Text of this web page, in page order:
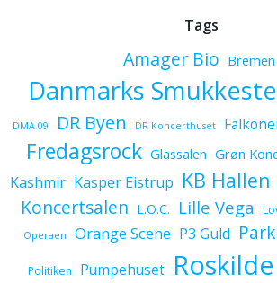
Tags
Amager Bio Bremen
Danmarks
DMA 09 DR Byen DR Koncerthuset
Fredagsrock Glassalen Grøn
Kashmir Kasper Eistrup KB Hallen
Koncertsalen L.O.C. Lille Vega
Operaen Orange Scene P3 Guld
Politiken Pumpehuset